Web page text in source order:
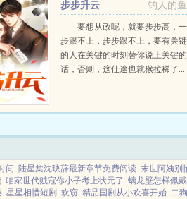
钓人的鱼
步步升云
要想从政呢，就要步步高，一
步跟不上，步步跟不上，要有关键
的人在关键的时刻替你说上关键的
话，否则，这仕途也就猴拉稀了...
间 陆星棠沈玦辞最新章节免费阅读 末世阿姨别
咱家世代贼寇你小子考上状元了 螭龙壁怎样佩
星星相惜短剧 欢窃 精品国剧从小欢喜开始 二